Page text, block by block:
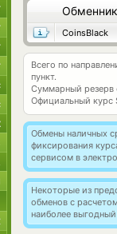
Обменник
CoinsBlack
Всего по
пункт.
Суммарный резерв
Официальный курс
Обмены наличных
фиксирования
сервисом в
Некоторые из
обменов с
наиболее